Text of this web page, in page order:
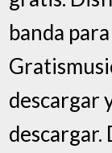
banda
descargar
descargar.